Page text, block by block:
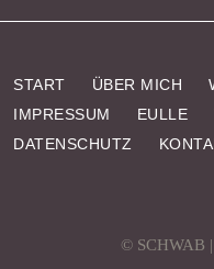
START ÜBER MICH
IMPRESSUM
EULLE
DATENSCHUTZ
© SCHWAB